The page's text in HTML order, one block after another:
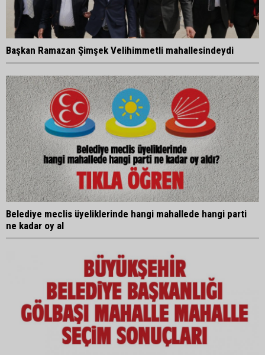
Başkan Ramazan Şimşek Velihimmetli mahallesindeydi
Belediye meclis üyeliklerinde hangi mahallede hangi parti
ne kadar oy al